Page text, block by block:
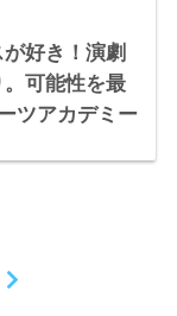
好き！演劇
可能性を最
ツアカデミー